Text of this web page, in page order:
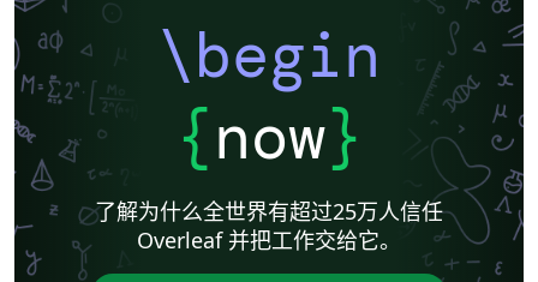
\begin
{now}
了解为什么全世界有超过25万人信任
Overleaf 并把工作交给它。